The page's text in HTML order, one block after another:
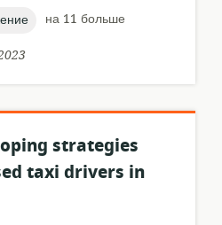
на 11 больше
strategies
taxi drivers in